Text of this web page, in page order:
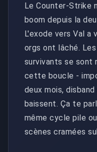
Le Counter-Strike
boom depuis la
L'exode vers Val a
orgs ont lâché.
survivants se sont
cette boucle -
deux mois,
baissent. Ça te
même cycle pile
scènes cramées